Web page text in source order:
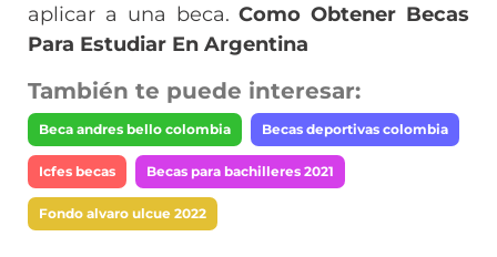
aplicar a una beca.Como Obtener Becas
Para Estudiar En Argentina
También te puede interesar:
Beca andres bello colombia Becas deportivas colombia
Icfes becas Becas para bachilleres 2021
Fondo alvaro ulcue 2022